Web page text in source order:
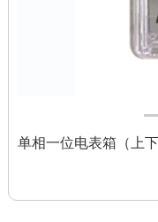
单相一位电表箱（上下